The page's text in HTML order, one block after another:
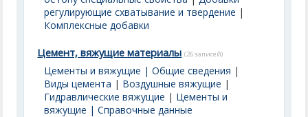
регулирующие схватывание и твердение |
Комплексные добавки
Цемент, вяжущие материалы (26 записей)
Цементы и вяжущие | Общие сведения |
Виды цемента | Воздушные вяжущие |
Гидравлические вяжущие | Цементы и
вяжущие | Справочные данные